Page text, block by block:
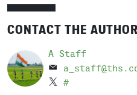
CONTACT THE
A Staff
#